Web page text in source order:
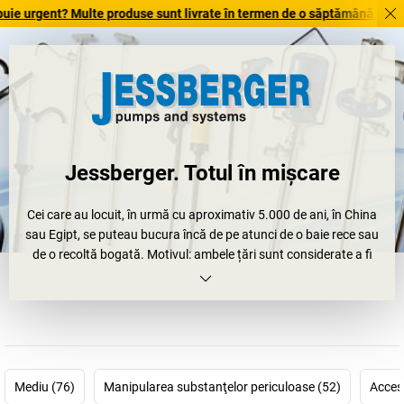
Multe produse sunt livrate în termen de o săptămână.
Jessberger. Totul în mișcare
Cei care au locuit, în urmă cu aproximativ 5.000 de ani, în China
sau Egipt, se puteau bucura încă de pe atunci de o baie rece sau
de o recoltă bogată. Motivul: ambele țări sunt considerate a fi
primele care au scos apa cu roți de apă și au pompat-o.
GmbH, din Ottobrunn bei München. Fie pentru lichide, precum
substanțe alcaline, acizi, uleiuri, combustibili, solvenți sau
Mediu (76) Manipularea substanţelor periculoase (52)